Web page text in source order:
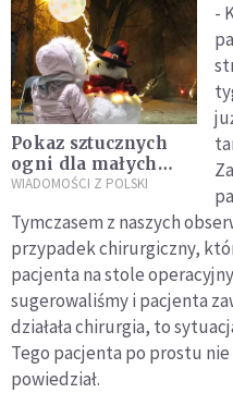
Pokaz sztucznych
ogni dla małych
pacjentów
Szpitala Dziecięcego
WIADOMOŚCI Z POLSKI
-
Tymczasem z naszych
przypadek chirurgiczny,
pacjenta na stole
sugerowaliśmy i pacjenta
działała chirurgia, to
Tego pacjenta po prostu nie
powiedział.